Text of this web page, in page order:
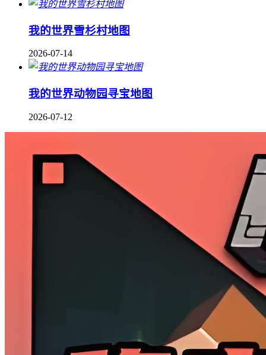
我的世界雪杉村地图
2026-07-14
我的世界动物园寻宝地图
2026-07-12